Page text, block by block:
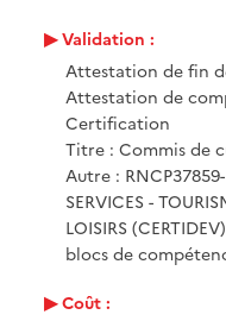
Validation :
Attestation de fin
Attestation de
Certification
Titre : Commis de
Autre : RNCP37859-
SERVICES -
LOISIRS
blocs de
Coût :